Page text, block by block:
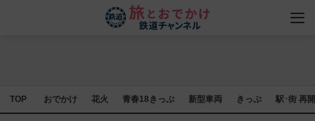
TOP おでかけ 花火 青春18きっぷ 新型車両 きっぷ 駅･街 再